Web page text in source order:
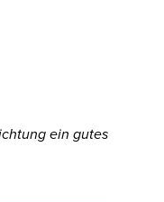
ein gutes